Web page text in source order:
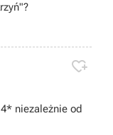

niezależnie od